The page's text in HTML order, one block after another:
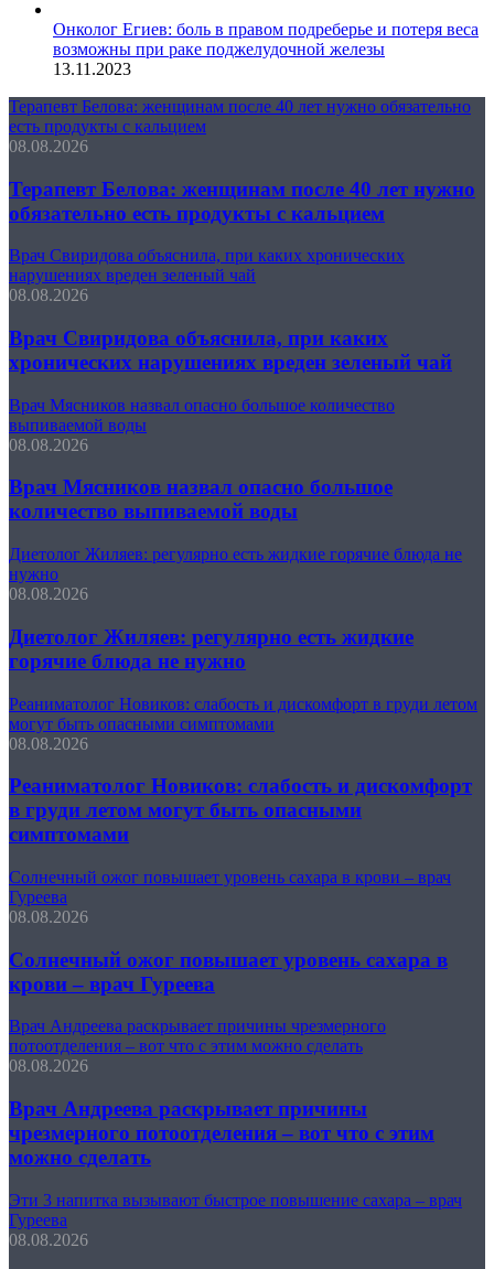
Онколог Егиев: боль в правом подреберье и потеря веса
возможны при раке поджелудочной железы
13.11.2023
Терапевт Белова: женщинам после 40 лет нужно обязательно
есть продукты с кальцием
08.08.2026
Терапевт Белова: женщинам после 40 лет нужно
обязательно есть продукты с кальцием
Врач Свиридова объяснила, при каких хронических
нарушениях вреден зеленый чай
08.08.2026
Врач Свиридова объяснила, при каких
хронических нарушениях вреден зеленый чай
Врач Мясников назвал опасно большое количество
выпиваемой воды
08.08.2026
Врач Мясников назвал опасно большое
количество выпиваемой воды
Диетолог Жиляев: регулярно есть жидкие горячие блюда не
нужно
08.08.2026
Диетолог Жиляев: регулярно есть жидкие
горячие блюда не нужно
Реаниматолог Новиков: слабость и дискомфорт в груди летом
могут быть опасными симптомами
08.08.2026
Реаниматолог Новиков: слабость и дискомфорт
в груди летом могут быть опасными
симптомами
Солнечный ожог повышает уровень сахара в крови – врач
Гуреева
08.08.2026
Солнечный ожог повышает уровень сахара в
крови – врач Гуреева
Врач Андреева раскрывает причины чрезмерного
потоотделения – вот что с этим можно сделать
08.08.2026
Врач Андреева раскрывает причины
чрезмерного потоотделения – вот что с этим
можно сделать
Эти 3 напитка вызывают быстрое повышение сахара – врач
Гуреева
08.08.2026